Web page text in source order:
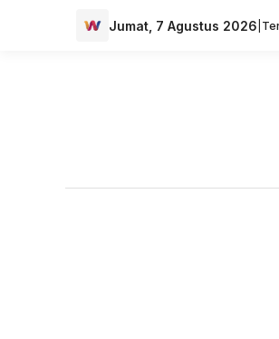
Jumat, 7 Agustus 2026